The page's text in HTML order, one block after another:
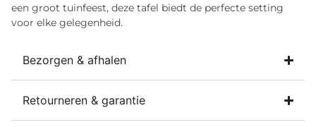
een groot tuinfeest, deze tafel biedt de perfecte setting
voor elke gelegenheid.
Bezorgen & afhalen
Retourneren & garantie